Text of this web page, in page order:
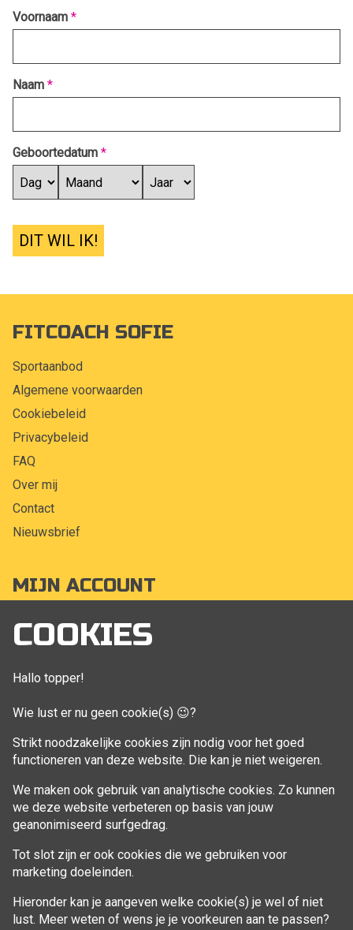
COOKIES
Hallo topper!
Wie lust er nu geen cookie(s) 😉?
Strikt noodzakelijke cookies zijn nodig voor het goed
functioneren van deze website. Die kan je niet weigeren.
We maken ook gebruik van analytische cookies. Zo kunnen
we deze website verbeteren op basis van jouw
geanonimiseerd surfgedrag.
Tot slot zijn er ook cookies die we gebruiken voor
marketing doeleinden.
Hieronder kan je aangeven welke cookie(s) je wel of niet
lust. Meer weten of wens je je voorkeuren aan te passen?
Voornaam *
Naam *
Geboortedatum *
DIT WIL IK!
FITCOACH SOFIE
Sportaanbod
Algemene voorwaarden
Cookiebeleid
Privacybeleid
FAQ
Over mij
Contact
Nieuwsbrief
MIJN ACCOUNT
Mijn account
Bestellingen
Aankoop beheren
VOLG MIJ
Facebook